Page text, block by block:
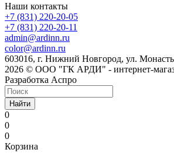
Наши контакты
+7 (831) 220-20-05
+7 (831) 220-20-11
admin@ardinn.ru
color@ardinn.ru
603016, г. Нижний Новгород, ул.
2026 © ООО "ГК АРДИ" - интернет-
Разработка Аспро
Найти
0
0
0
Корзина